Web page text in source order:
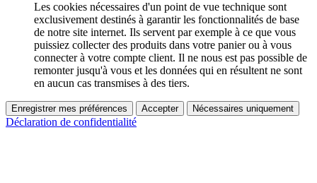
Les cookies nécessaires d'un point de vue technique sont
exclusivement destinés à garantir les fonctionnalités de base
de notre site internet. Ils servent par exemple à ce que vous
puissiez collecter des produits dans votre panier ou à vous
connecter à votre compte client. Il ne nous est pas possible de
remonter jusqu'à vous et les données qui en résultent ne sont
en aucun cas transmises à des tiers.
Enregistrer mes préférences Accepter Nécessaires uniquement
Déclaration de confidentialité